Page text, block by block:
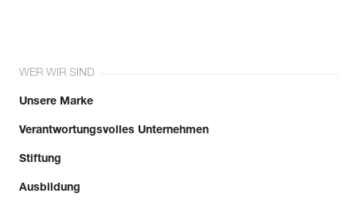
WER WIR SIND
Unsere Marke
Verantwortungsvolles Unternehmen
Stiftung
Ausbildung